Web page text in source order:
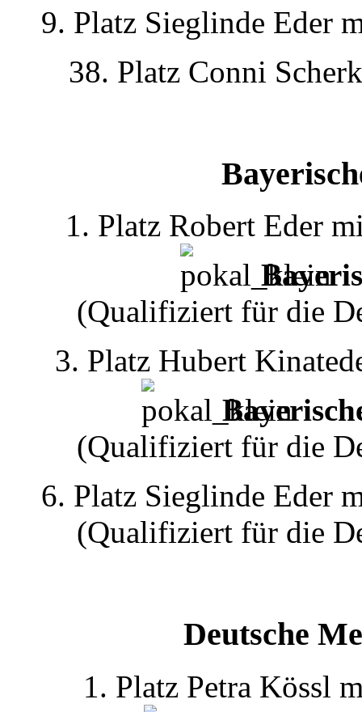
9. Platz Sieglinde Eder
38. Platz Conni
1. Platz Robert Eder
(Qualifiziert für die
3. Platz Hubert
(Qualifiziert für die
6. Platz Sieglinde Eder
(Qualifiziert für die
Deutsche
1. Platz Petra Kössl